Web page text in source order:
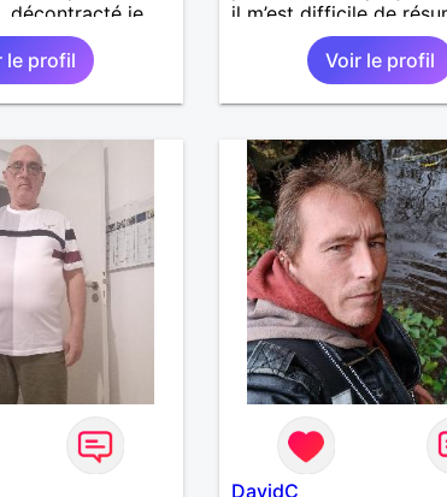
,décontracté je
une
la nature
de simple
claviers
le profil
il m’est difficile de
une vie.je suis à la
aujourd’hui c’est mon
anniversaire !J’aimerais
rencontrer quelqu’un
quelqu’un un être
Voir le profil
DavidC